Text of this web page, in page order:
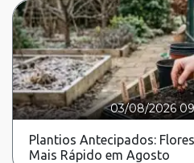
03/08/2026
Plantios Antecipados:
Mais Rápido em Agosto